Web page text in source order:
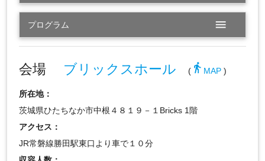
プログラム menu
会場 ブリックスホール (directions_walk MAP)
所在地：
茨城県ひたちなか市中根４８１９－１Bricks 1階
アクセス：
JR常磐線勝田駅東口より車で１０分